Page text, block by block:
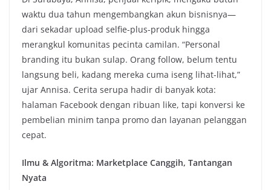
waktu dua tahun mengembangkan akun bisnisnya—
dari sekadar upload selfie-plus-produk hingga
merangkul komunitas pecinta camilan. “Personal
branding itu bukan sulap. Orang follow, belum tentu
langsung beli, kadang mereka cuma iseng lihat-lihat,”
ujar Annisa. Cerita serupa hadir di banyak kota:
halaman Facebook dengan ribuan like, tapi konversi ke
pembelian minim tanpa promo dan layanan pelanggan
cepat.
Ilmu & Algoritma: Marketplace Canggih, Tantangan
Nyata